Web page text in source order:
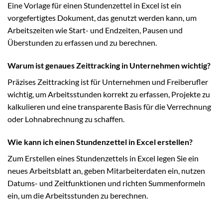
Eine Vorlage für einen Stundenzettel in Excel ist ein
vorgefertigtes Dokument, das genutzt werden kann, um
Arbeitszeiten wie Start- und Endzeiten, Pausen und
Überstunden zu erfassen und zu berechnen.
Warum ist genaues Zeittracking in Unternehmen wichtig?
Präzises Zeittracking ist für Unternehmen und Freiberufler
wichtig, um Arbeitsstunden korrekt zu erfassen, Projekte zu
kalkulieren und eine transparente Basis für die Verrechnung
oder Lohnabrechnung zu schaffen.
Wie kann ich einen Stundenzettel in Excel erstellen?
Zum Erstellen eines Stundenzettels in Excel legen Sie ein
neues Arbeitsblatt an, geben Mitarbeiterdaten ein, nutzen
Datums- und Zeitfunktionen und richten Summenformeln
ein, um die Arbeitsstunden zu berechnen.